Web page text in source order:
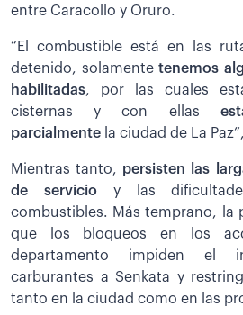
entre Caracollo y Oruro.
“El combustible está en las
detenido, solamentetenemos
habilitadas, por las cuales
cisternas y con ellas
parcialmente la ciudad de La
Mientras tanto, persisten las
de servicio y las
combustibles. Más temprano, la
que los bloqueos en los
departamento impiden el
carburantes a Senkata y
tanto en la ciudad como en las